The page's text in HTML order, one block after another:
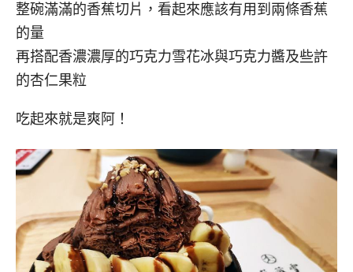
整碗滿滿的香蕉切片，看起來應該有用到兩條香蕉
的量
再搭配香濃濃厚的巧克力雪花冰與巧克力醬及些許
的杏仁果粒
吃起來就是爽阿！